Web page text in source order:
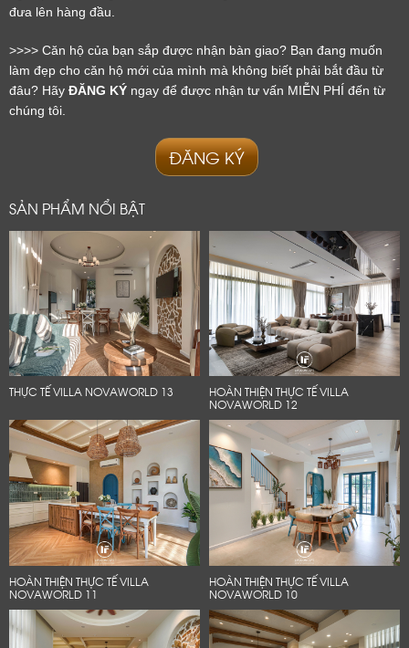
đưa lên hàng đầu.
>>>> Căn hộ của bạn sắp được nhận bàn giao? Bạn đang muốn
làm đẹp cho căn hộ mới của mình mà không biết phải bắt đầu từ
đâu? Hãy ĐĂNG KÝ ngay để được nhận tư vấn MIỄN PHÍ đến từ
chúng tôi.
ĐĂNG KÝ
SẢN PHẨM NỔI BẬT
THỰC TẾ VILLA NOVAWORLD 13
HOÀN THIỆN THỰC TẾ VILLA
NOVAWORLD 12
HOÀN THIỆN THỰC TẾ VILLA
NOVAWORLD 11
HOÀN THIỆN THỰC TẾ VILLA
NOVAWORLD 10
Cảm ơn quý khách đã để lại thông tin.